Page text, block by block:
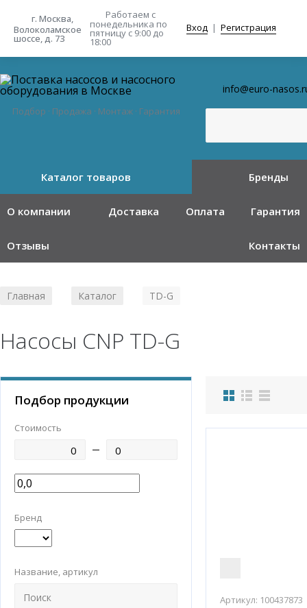
г. Москва,
Волоколамское
шоссе, д. 73
Работаем с
понедельника по
пятницу с 9:00 до
18:00
Вход | Регистрация
Подбор · Продажа · Монтаж · Гарантия
info@euro-
Каталог товаров Бренды
О компании Доставка Оплата Гарантия
Отзывы Контакты
Главная Каталог TD-G
Насосы CNP TD-G
Подбор продукции
Стоимость
Бренд
Название, артикул
Артикул: 100437873